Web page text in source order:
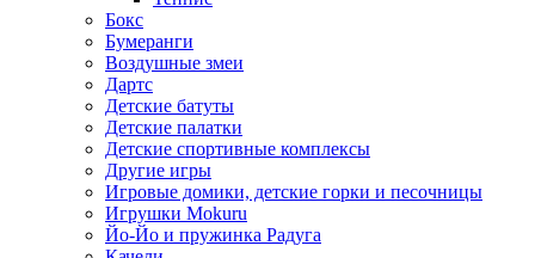
Бокс
Бумеранги
Воздушные змеи
Дартс
Детские батуты
Детские палатки
Детские спортивные комплексы
Другие игры
Игровые домики, детские горки и песочницы
Игрушки Mokuru
Йо-Йо и пружинка Радуга